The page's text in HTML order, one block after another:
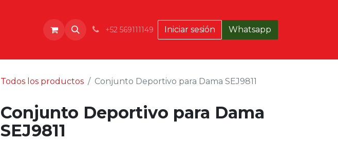
+52 569111149 Iniciar sesión Whatsapp
Todos los productos Conjunto Deportivo para Dama SEJ9811
Conjunto Deportivo para Dama
SEJ9811